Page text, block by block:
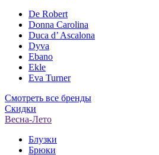
De Robert
Donna Carolina
Duca d’ Ascalona
Dyva
Ebano
Ekle
Eva Turner
Смотреть все бренды
Скидки
Весна-Лето
Блузки
Брюки